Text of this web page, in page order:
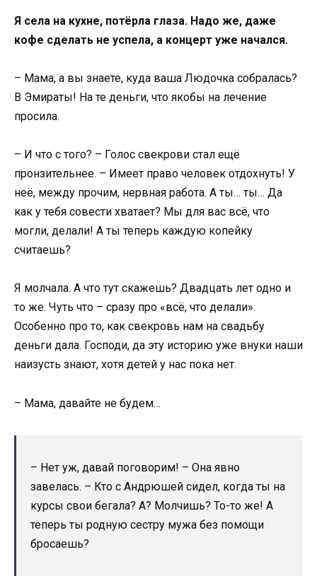
Я села на кухне, потёрла глаза. Надо же, даже
кофе сделать не успела, а концерт уже начался.
– Мама, а вы знаете, куда ваша Людочка собралась?
В Эмираты! На те деньги, что якобы на лечение
просила.
– И что с того? – Голос свекрови стал ещё
пронзительнее. – Имеет право человек отдохнуть! У
неё, между прочим, нервная работа. А ты… ты… Да
как у тебя совести хватает? Мы для вас всё, что
могли, делали! А ты теперь каждую копейку
считаешь?
Я молчала. А что тут скажешь? Двадцать лет одно и
то же. Чуть что – сразу про «всё, что делали».
Особенно про то, как свекровь нам на свадьбу
деньги дала. Господи, да эту историю уже внуки наши
наизусть знают, хотя детей у нас пока нет.
– Мама, давайте не будем…
– Нет уж, давай поговорим! – Она явно
завелась. – Кто с Андрюшей сидел, когда ты на
курсы свои бегала? А? Молчишь? То-то же! А
теперь ты родную сестру мужа без помощи
бросаешь?